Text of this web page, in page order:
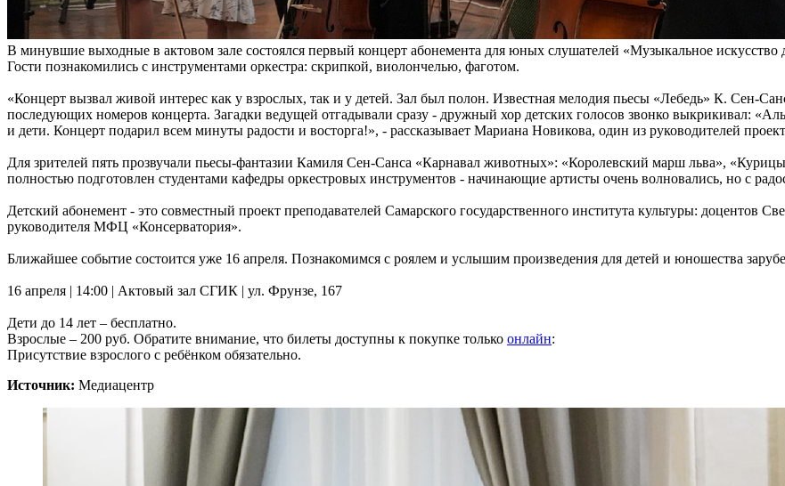
В минувшие выходные в актовом зале состоялся первый концерт абонемента для юных слушателей «Музыкальное искусство
Гости познакомились с инструментами оркестра: скрипкой, виолончелью, фаготом.
«Концерт вызвал живой интерес как у взрослых, так и у детей. Зал был полон. Известная мелодия пьесы «Лебедь» К. Сен-
последующих номеров концерта. Загадки ведущей отгадывали сразу - дружный хор детских голосов звонко выкрикивал:
и дети. Концерт подарил всем минуты радости и восторга!», - рассказывает Мариана Новикова, один из руководителей
Для зрителей пять прозвучали пьесы-фантазии Камиля Сен-Санса «Карнавал животных»: «Королевский марш льва»,
полностью подготовлен студентами кафедры оркестровых инструментов - начинающие артисты очень волновались, но с
Детский абонемент - это совместный проект преподавателей Самарского государственного института культуры:
руководителя МФЦ «Консерватория».
Ближайшее событие состоится уже 16 апреля. Познакомимся с роялем и услышим произведения для детей и юношества
16 апреля | 14:00 | Актовый зал СГИК | ул. Фрунзе, 167
Дети до 14 лет – бесплатно.
Взрослые – 200 руб. Обратите внимание, что билеты доступны к покупке только онлайн:
Присутствие взрослого с ребёнком обязательно.
Источник: Медиацентр